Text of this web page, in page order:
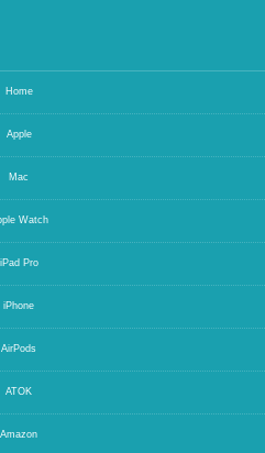
Home
Apple
Mac
Watch
iPad Pro
iPhone
AirPods
ATOK
Amazon